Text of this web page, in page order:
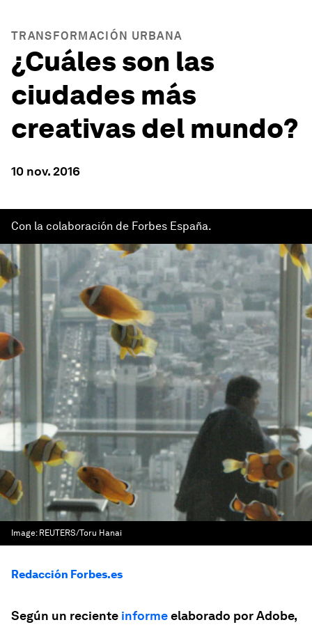
TRANSFORMACIÓN URBANA
¿Cuáles son las
ciudades más
creativas del mundo?
10 nov. 2016
Con la colaboración de Forbes España.
Image: REUTERS/Toru Hanai
Redacción Forbes.es
Según un reciente informeelaborado por Adobe,